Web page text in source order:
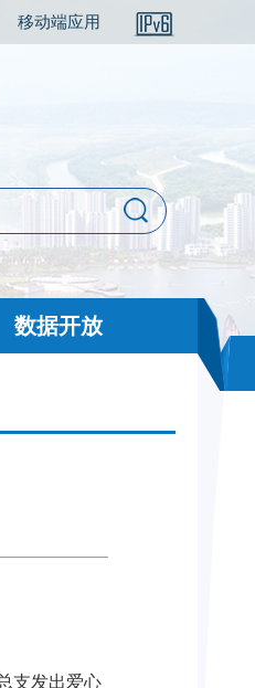
移动端应用
数据开放
支发出爱心